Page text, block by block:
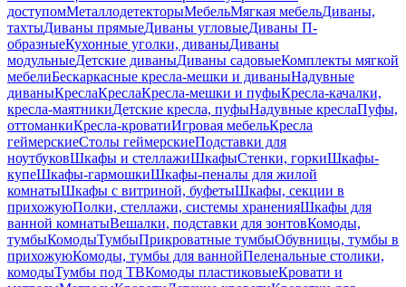
доступомМеталлодетекторыМебельМягкая мебельДиваны,
тахтыДиваны прямыеДиваны угловыеДиваны П-
образныеКухонные уголки, диваныДиваны
модульныеДетские диваныДиваны садовыеКомплекты мягкой
мебелиБескаркасные кресла-мешки и диваныНадувные
диваныКреслаКреслаКресла-мешки и пуфыКресла-качалки,
кресла-маятникиДетские кресла, пуфыНадувные креслаПуфы,
оттоманкиКресла-кроватиИгровая мебельКресла
геймерскиеСтолы геймерскиеПодставки для
ноутбуковШкафы и стеллажиШкафыСтенки, горкиШкафы-
купеШкафы-гармошкиШкафы-пеналы для жилой
комнатыШкафы с витриной, буфетыШкафы, секции в
прихожуюПолки, стеллажи, системы храненияШкафы для
ванной комнатыВешалки, подставки для зонтовКомоды,
тумбыКомодыТумбыПрикроватные тумбыОбувницы, тумбы в
прихожуюКомоды, тумбы для ваннойПеленальные столики,
комодыТумбы под ТВКомоды пластиковыеКровати и